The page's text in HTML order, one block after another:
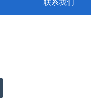
联系我们